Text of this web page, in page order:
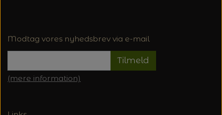
Modtag vores nyhedsbrev via e-mail
Tilmeld
(mere information)